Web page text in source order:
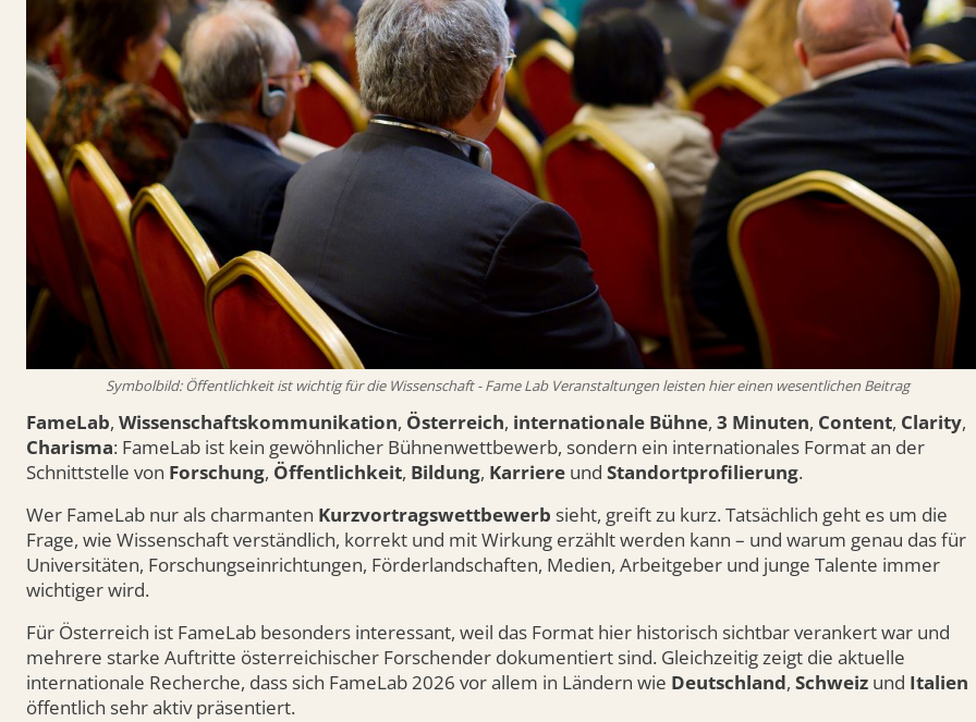
Symbolbild: Öffentlichkeit ist wichtig für die Wissenschaft - Fame Lab Veranstaltungen leisten hier einen wesentlichen Beitrag
FameLab, Wissenschaftskommunikation, Österreich, internationale Bühne, 3 Minuten, Content, Clarity,
Charisma: FameLab ist kein gewöhnlicher Bühnenwettbewerb, sondern ein internationales Format an der
Schnittstelle von Forschung, Öffentlichkeit, Bildung, Karriere und Standortprofilierung.
Wer FameLab nur als charmanten Kurzvortragswettbewerb sieht, greift zu kurz. Tatsächlich geht es um die
Frage, wie Wissenschaft verständlich, korrekt und mit Wirkung erzählt werden kann – und warum genau das für
Universitäten, Forschungseinrichtungen, Förderlandschaften, Medien, Arbeitgeber und junge Talente immer
wichtiger wird.
Für Österreich ist FameLab besonders interessant, weil das Format hier historisch sichtbar verankert war und
mehrere starke Auftritte österreichischer Forschender dokumentiert sind. Gleichzeitig zeigt die aktuelle
internationale Recherche, dass sich FameLab 2026 vor allem in Ländern wie Deutschland, Schweiz und Italien
öffentlich sehr aktiv präsentiert.